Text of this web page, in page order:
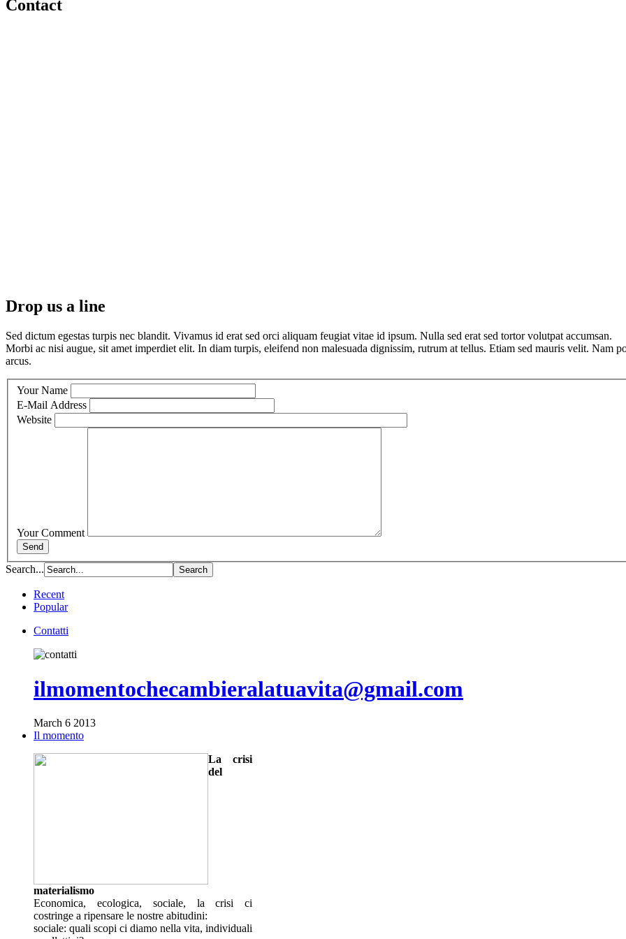
Contact
Drop us a line
Sed dictum egestas turpis nec blandit. Vivamus id erat sed orci aliquam feugiat vitae id ipsum. Nulla sed erat sed tortor volutpat accumsan.
Morbi ac nisi augue, sit amet imperdiet elit. In diam turpis, eleifend non malesuada dignissim, rutrum at tellus. Etiam sed mauris velit. Nam
arcus.
Your Name
E-Mail Address
Website
Your Comment
Send
Search...
Recent
Popular
Contatti
ilmomentochecambieralatuavita@gmail.com
March 6 2013
Il momento
La crisi
del
materialismo
Economica, ecologica, sociale, la crisi ci
costringe a ripensare le nostre abitudini:
sociale: quali scopi ci diamo nella vita, individuali